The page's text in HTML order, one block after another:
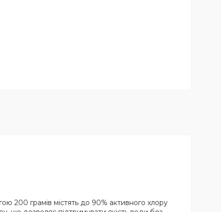
200 грамів містять до 90% активного хлору